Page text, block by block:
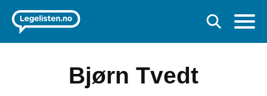
Bjørn Tvedt